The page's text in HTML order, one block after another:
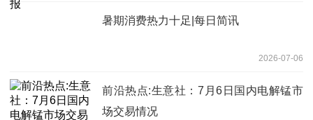
暑期消费热力十足|每日简讯
2026-07-06
前沿热点:生意社：7月6日国内电解锰市
场交易情况